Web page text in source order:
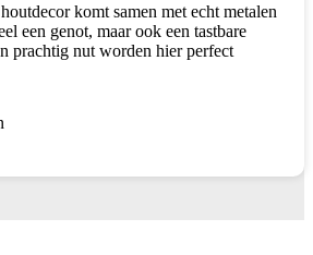
komt samen met echt metalen
een genot, maar ook een tastbare
prachtig nut worden hier perfect